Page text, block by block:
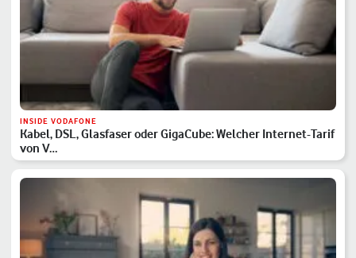
INSIDE VODAFONE
Kabel, DSL, Glasfaser oder GigaCube: Welcher Internet-Tarif
von V…